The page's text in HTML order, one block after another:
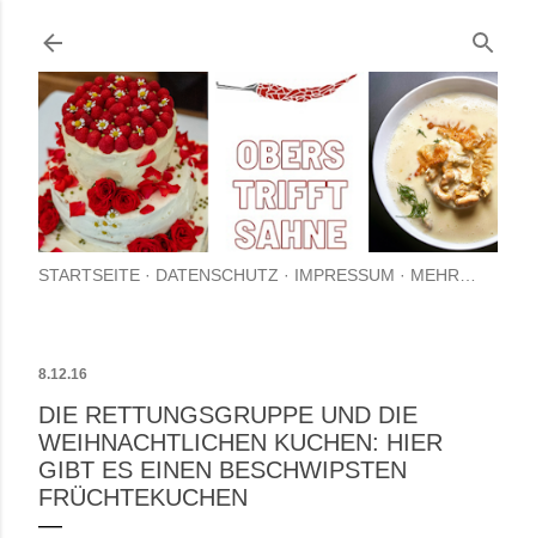
Direkt zum
STARTSEITE DATENSCHUTZ IMPRESSUM MEHR…
8.12.16
DIE RETTUNGSGRUPPE UND DIE
WEIHNACHTLICHEN KUCHEN: HIER
GIBT ES EINEN BESCHWIPSTEN
FRÜCHTEKUCHEN